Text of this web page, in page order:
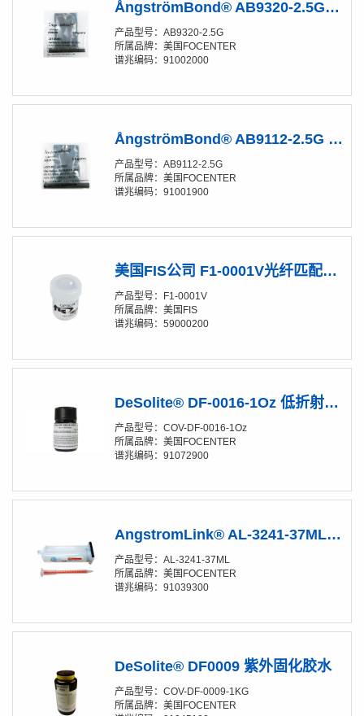
ÅngströmBond® AB9320-2.5G 双组份热固化胶水
产品型号：AB9320-2.5G
所属品牌：美国FOCENTER
谱兆编码：91002000
ÅngströmBond® AB9112-2.5G 常温固化胶水
产品型号：AB9112-2.5G
所属品牌：美国FOCENTER
谱兆编码：91001900
美国FIS公司 F1-0001V光纤匹配膏 4Oz
产品型号：F1-0001V
所属品牌：美国FIS
谱兆编码：59000200
DeSolite® DF-0016-1Oz 低折射率胶/光纤涂覆胶水
产品型号：COV-DF-0016-1Oz
所属品牌：美国FOCENTER
谱兆编码：91072900
AngstromLink® AL-3241-37ML涂覆材料
产品型号：AL-3241-37ML
所属品牌：美国FOCENTER
谱兆编码：91039300
DeSolite® DF0009 紫外固化胶水
产品型号：COV-DF-0009-1KG
所属品牌：美国FOCENTER